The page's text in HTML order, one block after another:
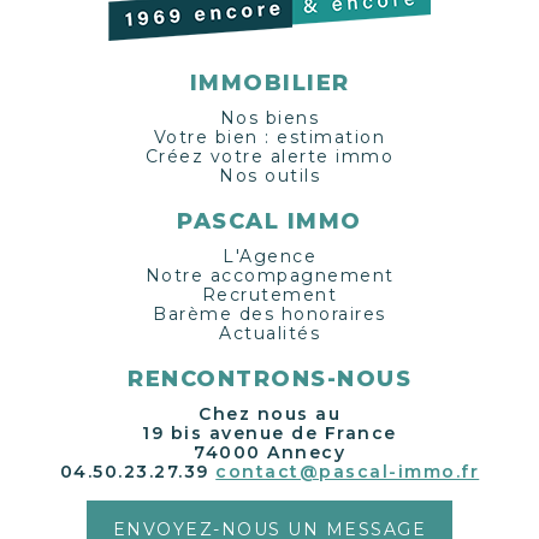
IMMOBILIER
Nos biens
Votre bien : estimation
Créez votre alerte immo
Nos outils
PASCAL IMMO
L'Agence
Notre accompagnement
Recrutement
Barème des honoraires
Actualités
RENCONTRONS-NOUS
Chez nous au
19 bis avenue de France
74000 Annecy
04.50.23.27.39 contact@pascal-immo.fr
ENVOYEZ-NOUS UN MESSAGE